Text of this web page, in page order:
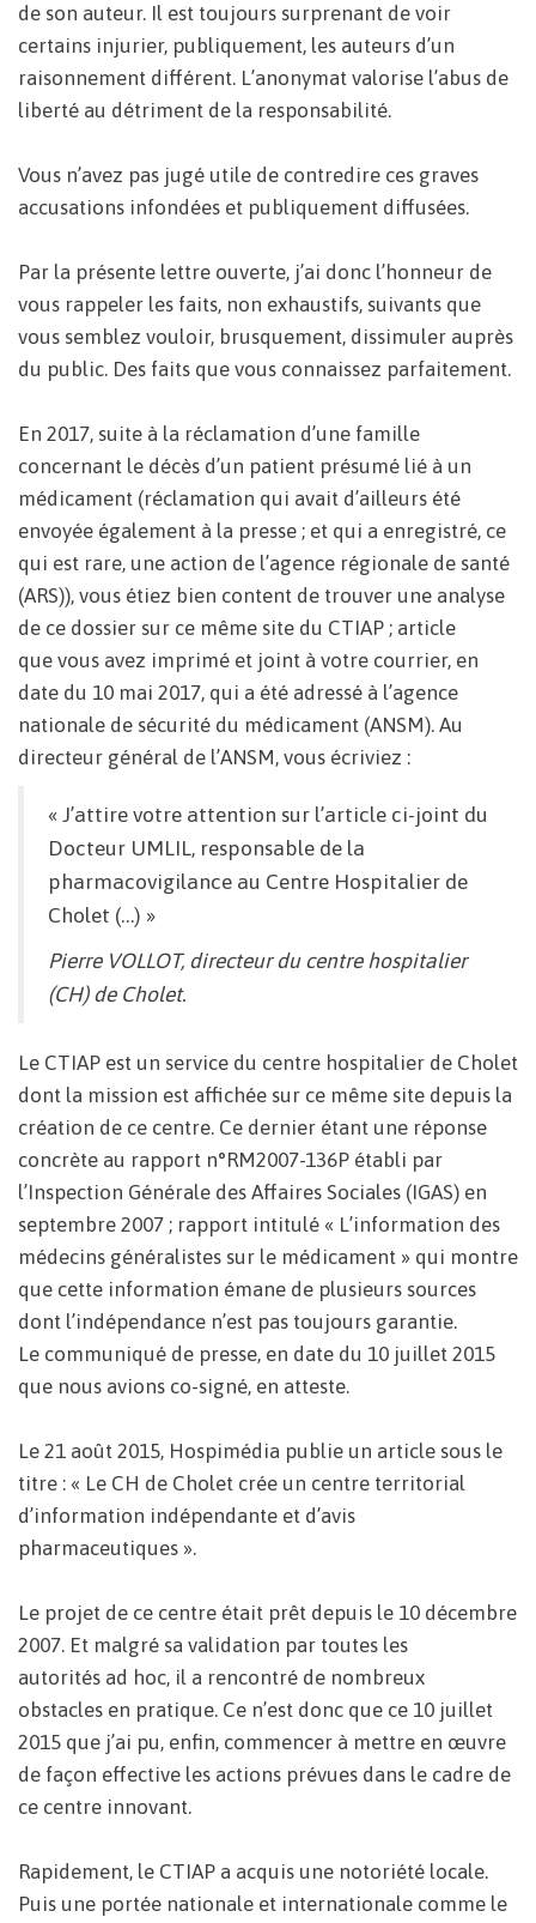
de son auteur. Il est toujours surprenant de voir
certains injurier, publiquement, les auteurs d’un
raisonnement différent. L’anonymat valorise l’abus de
liberté au détriment de la responsabilité.
Vous n’avez pas jugé utile de contredire ces graves
accusations infondées et publiquement diffusées.
Par la présente lettre ouverte, j’ai donc l’honneur de
vous rappeler les faits, non exhaustifs, suivants que
vous semblez vouloir, brusquement, dissimuler auprès
du public. Des faits que vous connaissez parfaitement.
En 2017, suite à la réclamation d’une famille
concernant le décès d’un patient présumé lié à un
médicament (réclamation qui avait d’ailleurs été
envoyée également à la presse ; et qui a enregistré, ce
qui est rare, une action de l’agence régionale de santé
(ARS)), vous étiez bien content de trouver une analyse
de ce dossier sur ce même site du CTIAP ; article
que vous avez imprimé et joint à votre courrier, en
date du 10 mai 2017, qui a été adressé à l’agence
nationale de sécurité du médicament (ANSM). Au
directeur général de l’ANSM, vous écriviez :
« J’attire votre attention sur l’article ci-joint du
Docteur UMLIL, responsable de la
pharmacovigilance au Centre Hospitalier de
Cholet (…) »
Pierre VOLLOT, directeur du centre hospitalier
(CH) de Cholet.
Le CTIAP est un service du centre hospitalier de Cholet
dont la mission est affichée sur ce même site depuis la
création de ce centre. Ce dernier étant une réponse
concrète au rapport n°RM2007-136P établi par
l’Inspection Générale des Affaires Sociales (IGAS) en
septembre 2007 ; rapport intitulé « L’information des
médecins généralistes sur le médicament » qui montre
que cette information émane de plusieurs sources
dont l’indépendance n’est pas toujours garantie.
Le communiqué de presse, en date du 10 juillet 2015
que nous avions co-signé, en atteste.
Le 21 août 2015, Hospimédia publie un article sous le
titre : « Le CH de Cholet crée un centre territorial
d’information indépendante et d’avis
pharmaceutiques ».
Le projet de ce centre était prêt depuis le 10 décembre
2007. Et malgré sa validation par toutes les
autorités ad hoc, il a rencontré de nombreux
obstacles en pratique. Ce n’est donc que ce 10 juillet
2015 que j’ai pu, enfin, commencer à mettre en œuvre
de façon effective les actions prévues dans le cadre de
ce centre innovant.
Rapidement, le CTIAP a acquis une notoriété locale.
Puis une portée nationale et internationale comme le